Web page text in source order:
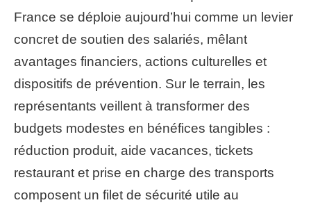
France se déploie aujourd’hui comme un levier
concret de soutien des salariés, mêlant
avantages financiers, actions culturelles et
dispositifs de prévention. Sur le terrain, les
représentants veillent à transformer des
budgets modestes en bénéfices tangibles :
réduction produit, aide vacances, tickets
restaurant et prise en charge des transports
composent un filet de sécurité utile au